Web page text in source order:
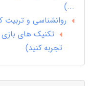
...)
روانشناسی و تربیت کودک (6 ماهگی
تکنیک های بازی
تجربه کنید)